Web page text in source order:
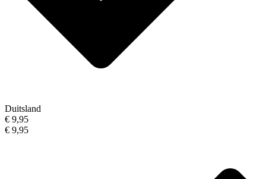
Duitsland
€ 9,95
€ 9,95